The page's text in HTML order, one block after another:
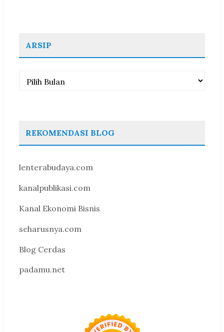
ARSIP
Arsip
REKOMENDASI BLOG
lenterabudaya.com
kanalpublikasi.com
Kanal Ekonomi Bisnis
seharusnya.com
Blog Cerdas
padamu.net